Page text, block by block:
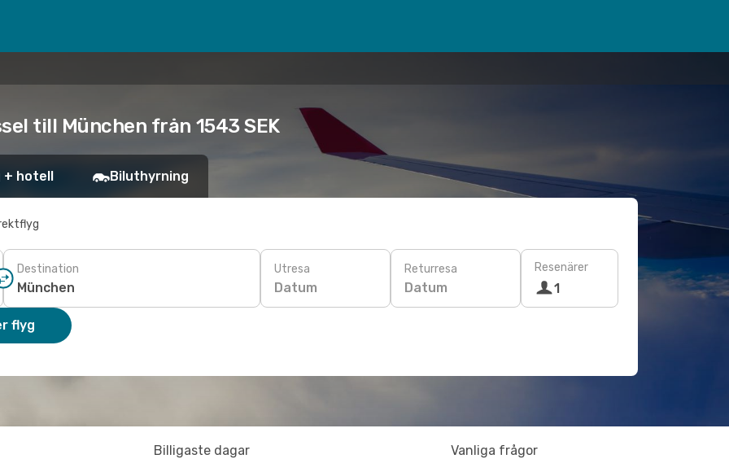
till München från 1543 SEK
+ hotell Biluthyrning
Destination Utresa
Datum
Returresa
Datum
Resenärer
1
flyg
Billigaste dagar Vanliga frågor